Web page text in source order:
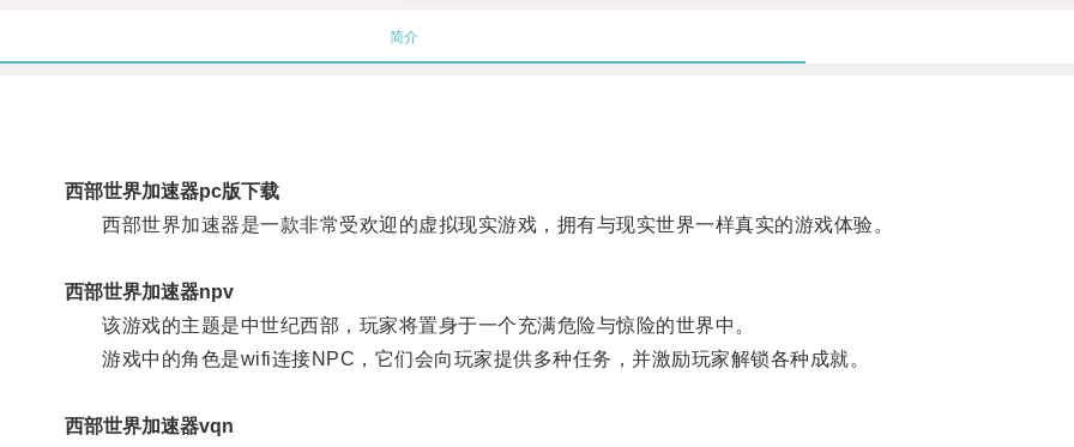
简介
西部世界加速器pc版下载
西部世界加速器是一款非常受欢迎的虚拟现实游戏，拥有与现实世界一样真实的游戏体验。
西部世界加速器npv
该游戏的主题是中世纪西部，玩家将置身于一个充满危险与惊险的世界中。
游戏中的角色是wifi连接NPC，它们会向玩家提供多种任务，并激励玩家解锁各种成就。
西部世界加速器vqn